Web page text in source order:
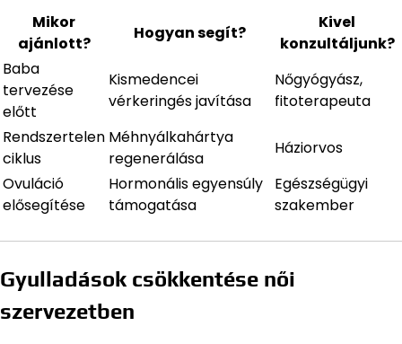
Mikor
ajánlott?
Hogyan segít?
Kivel
konzultáljunk?
Baba
tervezése
előtt
Kismedencei
vérkeringés javítása
Nőgyógyász,
fitoterapeuta
Rendszertelen
ciklus
Méhnyálkahártya
regenerálása
Háziorvos
Ovuláció
elősegítése
Hormonális egyensúly
támogatása
Egészségügyi
szakember
Gyulladások csökkentése női
szervezetben